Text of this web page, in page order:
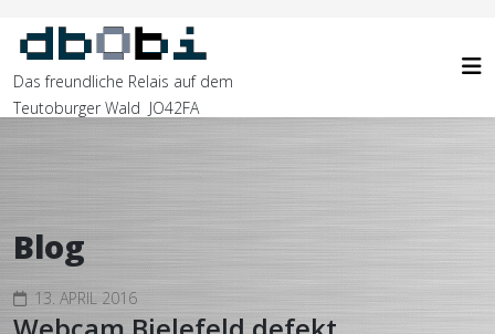
Das freundliche Relais auf dem
Teutoburger Wald JO42FA
Blog
13. APRIL 2016